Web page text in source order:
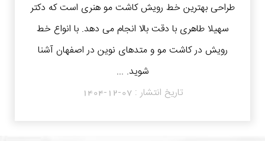
طراحی بهترین خط رویش کاشت مو هنری است که دکتر
سهیلا طاهری با دقت بالا انجام می دهد. با انواع خط
رویش در کاشت مو و متدهای نوین در اصفهان آشنا
شوید. ...
تاریخ انتشار :1404-12-07